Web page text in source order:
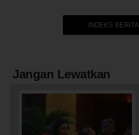
INDEKS BERITA
Jangan Lewatkan